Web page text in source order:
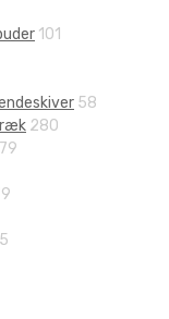
101
58
280